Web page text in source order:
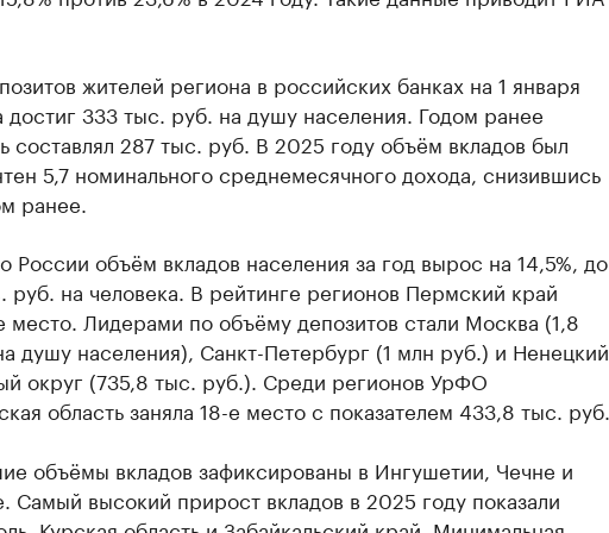
жителей региона в российских банках на 1 января
достиг 333 тыс. руб. на душу населения. Годом ранее
составлял 287 тыс. руб. В 2025 году объём вкладов был
5,7 номинального среднемесячного дохода, снизившись
ранее.
России объём вкладов населения за год вырос на 14,5%, до
руб. на человека. В рейтинге регионов Пермский край
место. Лидерами по объёму депозитов стали Москва (1,8
душу населения), Санкт-Петербург (1 млн руб.) и Ненецкий
округ (735,8 тыс. руб.). Среди регионов УрФО
область заняла 18-е место с показателем 433,8 тыс. руб.
объёмы вкладов зафиксированы в Ингушетии, Чечне и
Самый высокий прирост вкладов в 2025 году показали